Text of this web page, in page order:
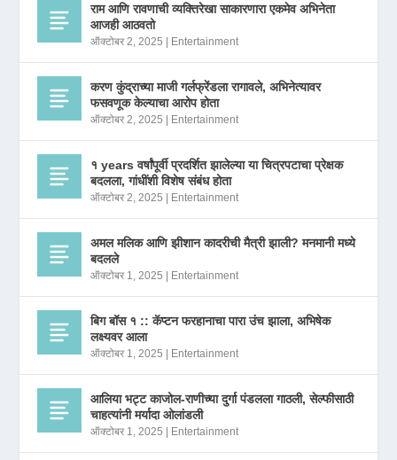
राम आणि रावणाची व्यक्तिरेखा साकारणारा एकमेव अभिनेता
आजही आठवतो
ऑक्टोबर 2, 2025 | Entertainment
करण कुंद्राच्या माजी गर्लफ्रेंडला रागावले, अभिनेत्यावर
फसवणूक केल्याचा आरोप होता
ऑक्टोबर 2, 2025 | Entertainment
१ years वर्षांपूर्वी प्रदर्शित झालेल्या या चित्रपटाचा प्रेक्षक
बदलला, गांधींशी विशेष संबंध होता
ऑक्टोबर 2, 2025 | Entertainment
अमल मलिक आणि झीशान कादरीची मैत्री झाली? मनमानी मध्ये
बदलले
ऑक्टोबर 1, 2025 | Entertainment
बिग बॉस १ :: कॅप्टन फरहानाचा पारा उंच झाला, अभिषेक
लक्ष्यवर आला
ऑक्टोबर 1, 2025 | Entertainment
आलिया भट्ट काजोल-राणीच्या दुर्गा पंडलला गाठली, सेल्फीसाठी
चाहत्यांनी मर्यादा ओलांडली
ऑक्टोबर 1, 2025 | Entertainment